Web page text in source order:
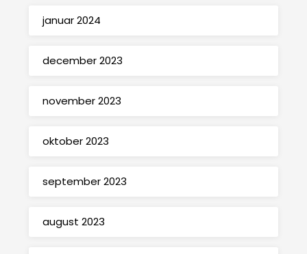
januar 2024
december 2023
november 2023
oktober 2023
september 2023
august 2023